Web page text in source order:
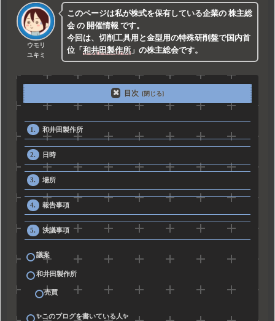
ウモリ
ユキミ
このページは私が株式を保有している企業の株主総
会 の 開催情報 です。
今回は、切削工具用と金型用の特殊研削盤で国内首
位 「和井田製作所 」の株主総会です。
目次
和井田製作所
日時
場所
報告事項
決議事項
議案
和井田製作所
売買
✨このブログを書いている人✨